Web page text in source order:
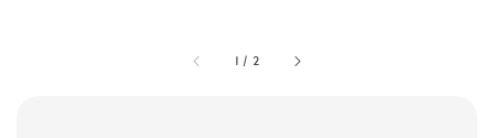
1 / 2